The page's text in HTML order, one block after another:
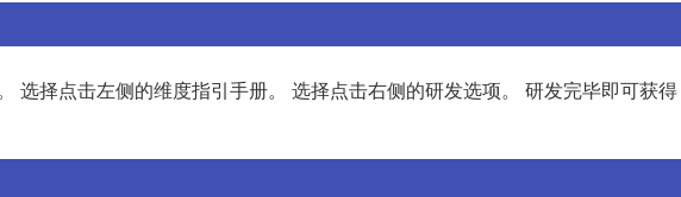
选择点击左侧的维度指引手册。 选择点击右侧的研发选项。 研发完毕即可获得